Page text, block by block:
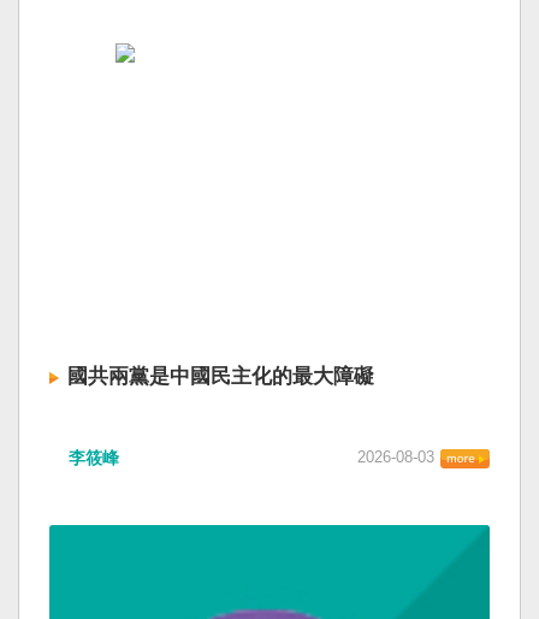
國共兩黨是中國民主化的最大障礙
李筱峰 2026-08-03